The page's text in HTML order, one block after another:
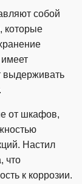
собой
которые
выдерживать
от шкафов,
Настил
что
к коррозии.